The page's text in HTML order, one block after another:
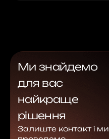
Ми знайдемо
для вас
найкраще
рішення
Залиште контакт і ми